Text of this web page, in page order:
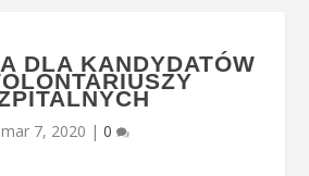
DLA KANDYDATÓW
mar 7, 2020 | 0